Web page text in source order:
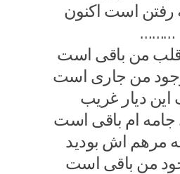
رفتن است اکنون
………
قلب من باقی است
من جاری است
این دیار غریب
ام باقی است
مرهم اش بودید
من باقی است